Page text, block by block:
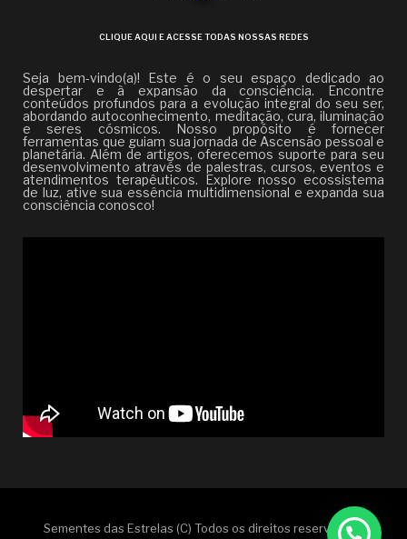
CLIQUE AQUI E ACESSE TODAS NOSSAS REDES
Seja bem-vindo(a)! Este é o seu espaço dedicado ao
despertar e à expansão da consciência. Encontre
conteúdos profundos para a evolução integral do seu ser,
abordando autoconhecimento, meditação, cura, iluminação
e seres cósmicos. Nosso propósito é fornecer
ferramentas que guiam sua jornada de Ascensão pessoal e
planetária. Além de artigos, oferecemos suporte para seu
desenvolvimento através de palestras, cursos, eventos e
atendimentos terapêuticos. Explore nosso ecossistema
de luz, ative sua essência multidimensional e expanda sua
consciência conosco!
Sementes das Estrelas (C) Todos os direitos reservados |